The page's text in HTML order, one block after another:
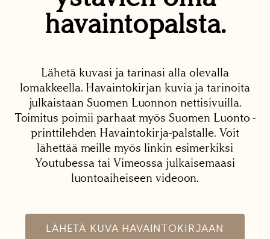
havaintopalsta.
Lähetä kuvasi ja tarinasi alla olevalla
lomakkeella. Havaintokirjan kuvia ja tarinoita
julkaistaan Suomen Luonnon nettisivuilla.
Toimitus poimii parhaat myös Suomen Luonto -
printtilehden Havaintokirja-palstalle. Voit
lähettää meille myös linkin esimerkiksi
Youtubessa tai Vimeossa julkaisemaasi
luontoaiheiseen videoon.
LÄHETÄ KUVA HAVAINTOKIRJAAN